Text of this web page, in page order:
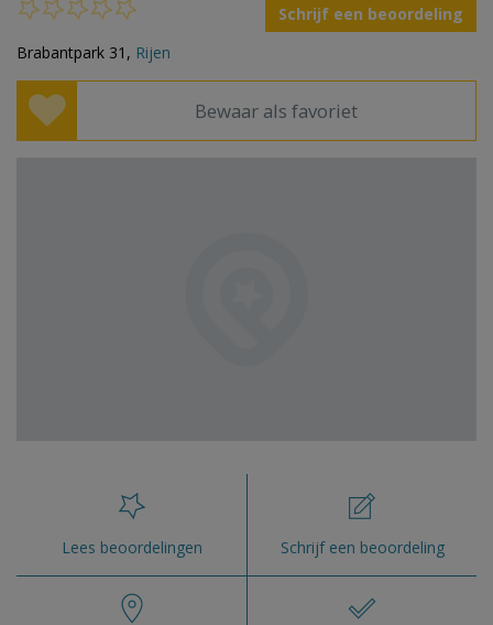
Schrijf een beoordeling
Brabantpark 31, Rijen
Bewaar als favoriet
Lees beoordelingen Schrijf een beoordeling